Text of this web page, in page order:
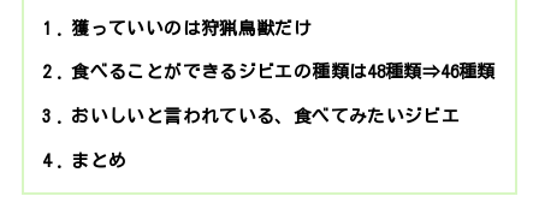
1 獲っていいのは狩猟鳥獣だけ
2 食べることができるジビエの種類は48種類⇒46種類
3 おいしいと言われている、食べてみたいジビエ
4 まとめ